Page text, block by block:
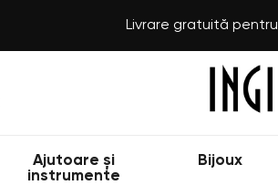
Livrare gratuită
Ajutoare și
instrumente
Bijoux